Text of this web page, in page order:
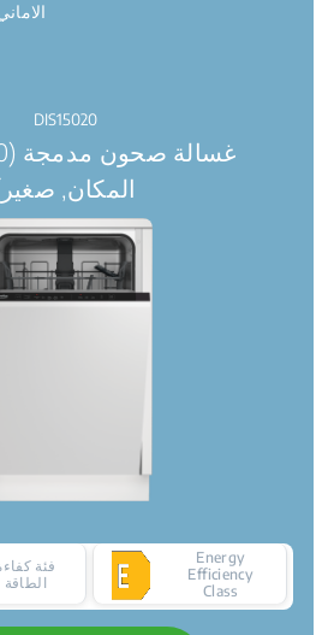
DIS15020
المكان,
Energy
Efficiency
Class
فئة
الطاقة